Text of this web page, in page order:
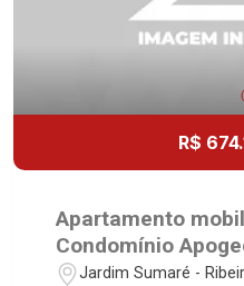
R$
Apartamento
Condomínio
Avenida Professor
Jardim Sumaré -